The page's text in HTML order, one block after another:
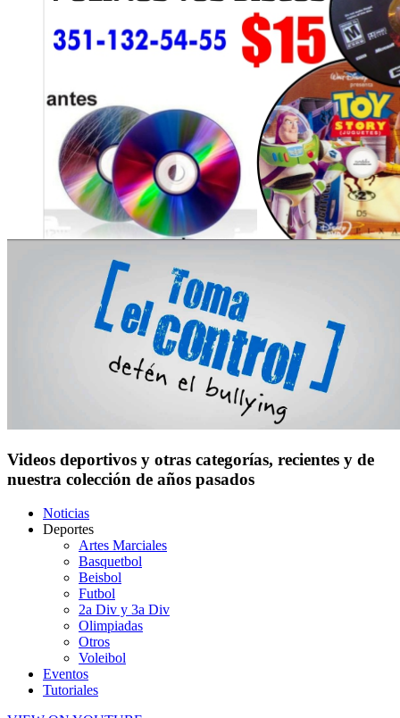
Videos deportivos y otras categorías, recientes y de
nuestra colección de años pasados
Noticias
Deportes
Artes Marciales
Basquetbol
Beisbol
Futbol
2a Div y 3a Div
Olimpiadas
Otros
Voleibol
Eventos
Tutoriales